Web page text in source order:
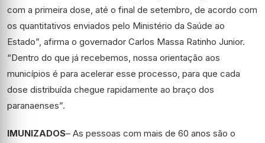
com a primeira dose, até o final de setembro, de acordo com
os quantitativos enviados pelo Ministério da Saúde ao
Estado”, afirma o governador Carlos Massa Ratinho Junior.
“Dentro do que já recebemos, nossa orientação aos
municípios é para acelerar esse processo, para que cada
dose distribuída chegue rapidamente ao braço dos
paranaenses”.
IMUNIZADOS– As pessoas com mais de 60 anos são o